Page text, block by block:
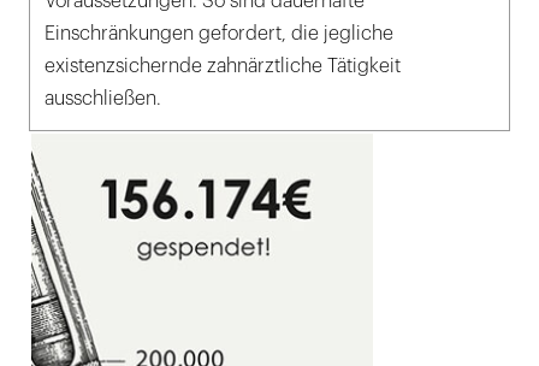
Einschränkungen gefordert, die jegliche
existenzsichernde zahnärztliche Tätigkeit
ausschließen.